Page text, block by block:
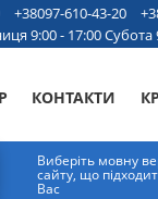
+38097-610-43-20
9:00 - 17:00 Субота
КОНТАКТИ
Виберіть мовну
сайту, що
Вас